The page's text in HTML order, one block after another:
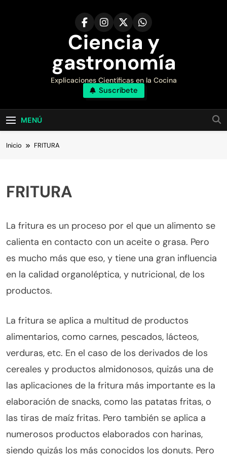
Ciencia y
gastronomía
Explicaciones Científicas en la Cocina
Suscríbete
MENÚ
Inicio FRITURA
FRITURA
La fritura es un proceso por el que un alimento se
calienta en contacto con un aceite o grasa. Pero
es mucho más que eso, y tiene una gran influencia
en la calidad organoléptica, y nutricional, de los
productos.
La fritura se aplica a multitud de productos
alimentarios, como carnes, pescados, lácteos,
verduras, etc. En el caso de los derivados de los
cereales y productos almidonosos, quizás una de
las aplicaciones de la fritura más importante es la
elaboración de snacks, como las patatas fritas, o
las tiras de maíz fritas. Pero también se aplica a
numerosos productos elaborados con harinas,
siendo quizás los más conocidos los donuts. Pero